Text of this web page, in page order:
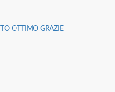
OTTIMO GRAZIE